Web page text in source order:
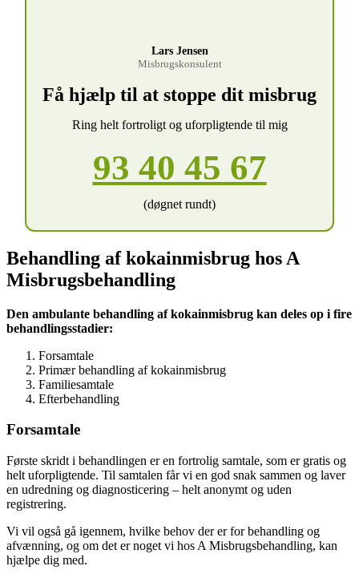
Lars Jensen
Misbrugskonsulent
Få hjælp til at stoppe dit misbrug
Ring helt fortroligt og uforpligtende til mig
93 40 45 67
(døgnet rundt)
Behandling af kokainmisbrug hos A
Misbrugsbehandling
Den ambulante behandling af kokainmisbrug kan deles op i fire
behandlingsstadier:
Forsamtale
Primær behandling af kokainmisbrug
Familiesamtale
Efterbehandling
Forsamtale
Første skridt i behandlingen er en fortrolig samtale, som er gratis og
helt uforpligtende. Til samtalen får vi en god snak sammen og laver
en udredning og diagnosticering – helt anonymt og uden
registrering.
Vi vil også gå igennem, hvilke behov der er for behandling og
afvænning, og om det er noget vi hos A Misbrugsbehandling, kan
hjælpe dig med.